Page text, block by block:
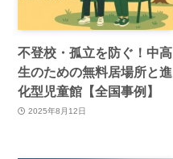
不登校・孤立を防ぐ！中高
生のための無料居場所と進
化型児童館【全国事例】
2025年8月12日